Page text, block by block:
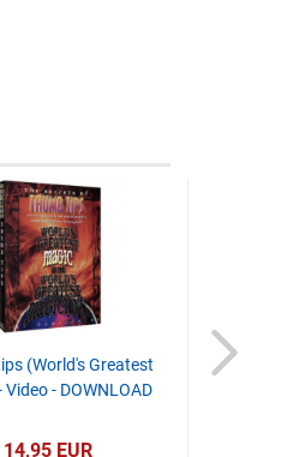
(World's Greatest
Video - DOWNLOAD
14,95 EUR